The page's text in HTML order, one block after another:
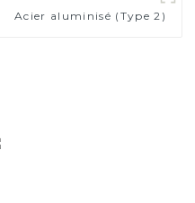
Acier aluminisé (Type 2)